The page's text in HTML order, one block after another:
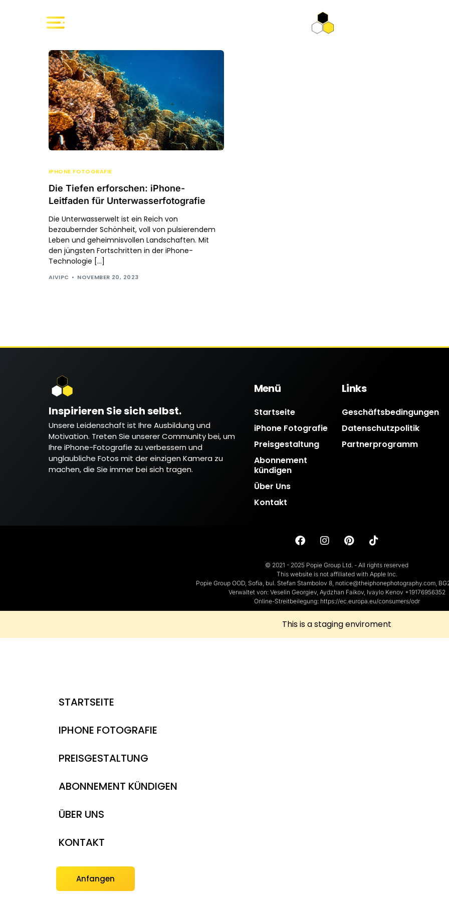
IPHONE FOTOGRAFIE
Die Tiefen erforschen: iPhone-
Leitfaden für Unterwasserfotografie
Die Unterwasserwelt ist ein Reich von
bezaubernder Schönheit, voll von pulsierendem
Leben und geheimnisvollen Landschaften. Mit
den jüngsten Fortschritten in der iPhone-
Technologie […]
AIVIPC NOVEMBER 20, 2023
Inspirieren Sie sich selbst.
Unsere Leidenschaft ist Ihre Ausbildung und
Motivation. Treten Sie unserer Community bei, um
Ihre iPhone-Fotografie zu verbessern und
unglaubliche Fotos mit der einzigen Kamera zu
machen, die Sie immer bei sich tragen.
Menü
Startseite
iPhone Fotografie
Preisgestaltung
Abonnement
kündigen
Über Uns
Kontakt
Links
Geschäftsbedingungen
Datenschutzpolitik
Partnerprogramm
© 2021 - 2025 Popie Group Ltd. - All rights reserved
This website is not affiliated with Apple Inc.
Popie Group OOD, Sofia, bul. Stefan Stambolov 8, notice@theiphonephotography.com,
Verwaltet von: Veselin Georgiev, Aydzhan Faikov, Ivaylo Kenov +19176956352
Online-Streitbeilegung: https://ec.europa.eu/consumers/odr
This is a staging enviroment
STARTSEITE
IPHONE FOTOGRAFIE
PREISGESTALTUNG
ABONNEMENT KÜNDIGEN
ÜBER UNS
KONTAKT
Anfangen